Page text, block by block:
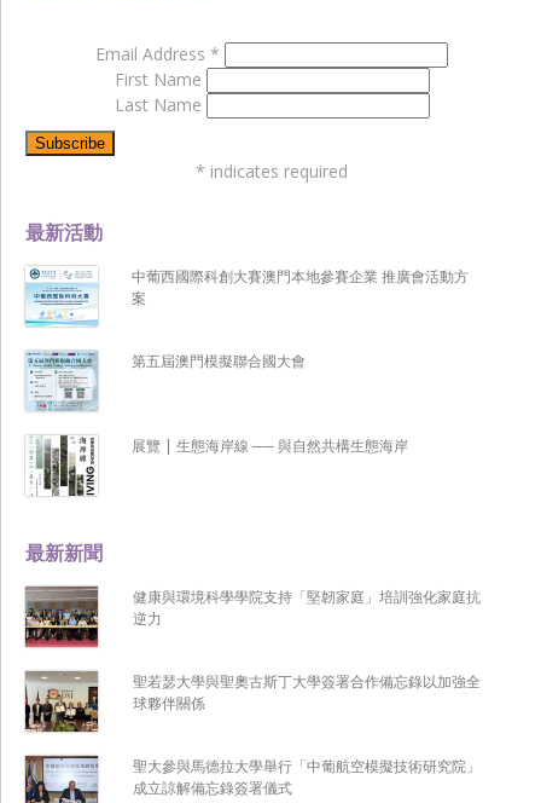
最新新聞
健康與環境科學學院支持「堅韌家庭」培訓強化家庭抗
逆力
聖若瑟大學與聖奧古斯丁大學簽署合作備忘錄以加強全
球夥伴關係
聖大參與馬德拉大學舉行「中葡航空模擬技術研究院」
成立諒解備忘錄簽署儀式
最新活動
中葡西國際科創大賽澳門本地參賽企業 推廣會活動方
案
第五屆澳門模擬聯合國大會
展覽 | 生態海岸線 ── 與自然共構生態海岸
Email Address *
First Name
Last Name
* indicates required